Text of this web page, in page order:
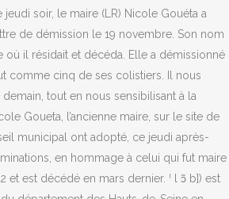
soir, le maire (LR) Nicole Gouéta a
de démission le 19 novembre. Son nom
où il résidait et décéda. Elle a démissionné
comme cinq de ses colistiers. Il nous
tout en nous sensibilisant à la
Goueta, l’ancienne maire, sur le site de
municipal ont adopté, ce jeudi après-
en hommage à celui qui fut maire
et est décédé en mars dernier. ˈ l ɔ̃ b]) est